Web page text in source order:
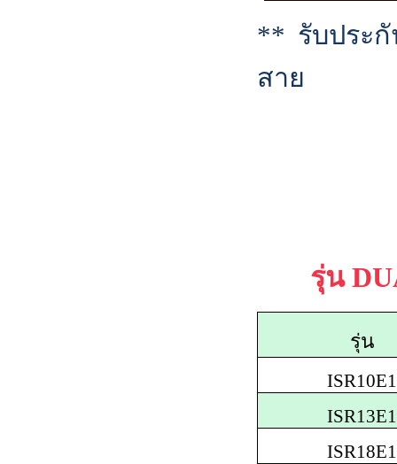
** รับประ
สาย
รุ่น
รุ่น
ISR10E1
ISR13E1
ISR18E1